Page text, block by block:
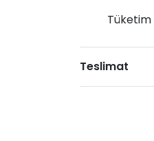
Tüketim
Teslimat